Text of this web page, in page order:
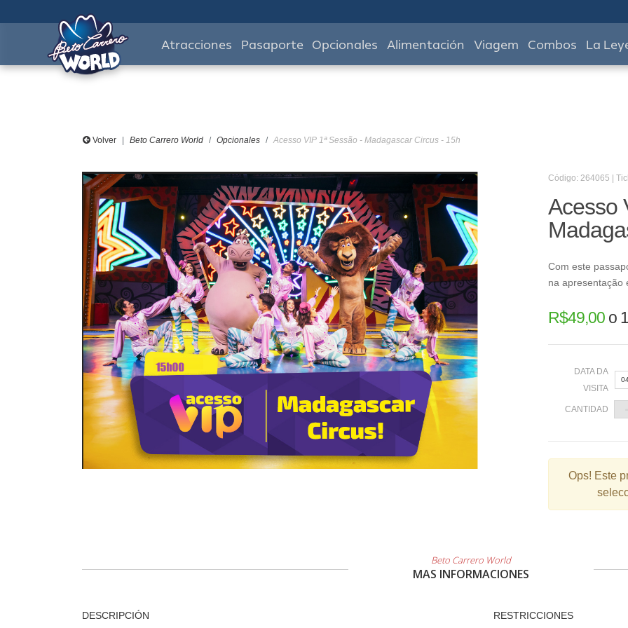
Atracciones Pasaporte Opcionales Alimentación Viagem Combos La
Volver Beto Carrero World Opcionales Acesso VIP 1ª Sessão - Madagascar Circus - 15h
Código: 264065 |
Acesso
Com este
na apresentação
R$49,00o
DATA DA
VISITA
2
9
CANTIDAD
Ops! Este
Beto Carrero World
MAS INFORMACIONES
DESCRIPCIÓN
RESTRICCIONES